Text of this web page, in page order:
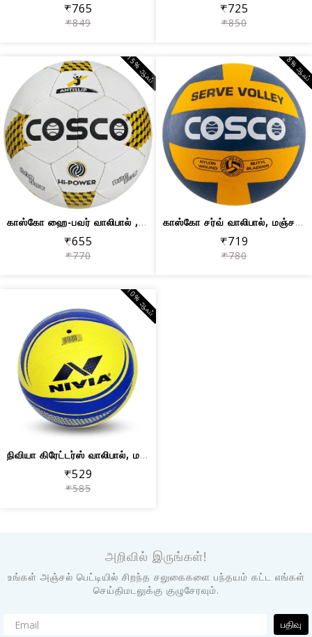
₹765
₹849
₹725
₹850
காஸ்கோ ஹை-பவர் வாலிபால் , வெள்ளை/மஞ்ச...
₹655
₹770
15% ஆஃப்
காஸ்கோ சர்வ் வாலிபால், மஞ்சள்/நீலம் -...
₹719
₹780
8%
நிவியா கிரேட்டர்ஸ் வாலிபால், மஞ்சள்/ந...
₹529
₹585
10% ஆஃப்
அறிவில் இருங்கள்!
உங்கள் அஞ்சல் பெட்டியில் சிறந்த சலுகைகளை பந்தயம் கட்ட எங்கள்
செய்திமடலுக்கு குழுசேரவும்.
பதிவு